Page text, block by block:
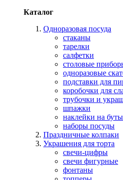
Каталог
Одноразовая посуда
стаканы
тарелки
салфетки
столовые
одноразовые
подставки для
коробочки для
трубочки и
шпажки
наклейки на
наборы посуды
Праздничные колпаки
Украшения для торта
свечи-цифры
свечи фигурные
фонтаны